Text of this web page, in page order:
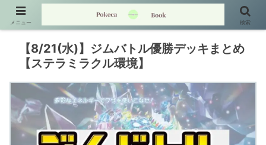
【8/21(水)】ジムバトル優勝デッキまとめ
【ステラミラクル環境】
メニュー 検索